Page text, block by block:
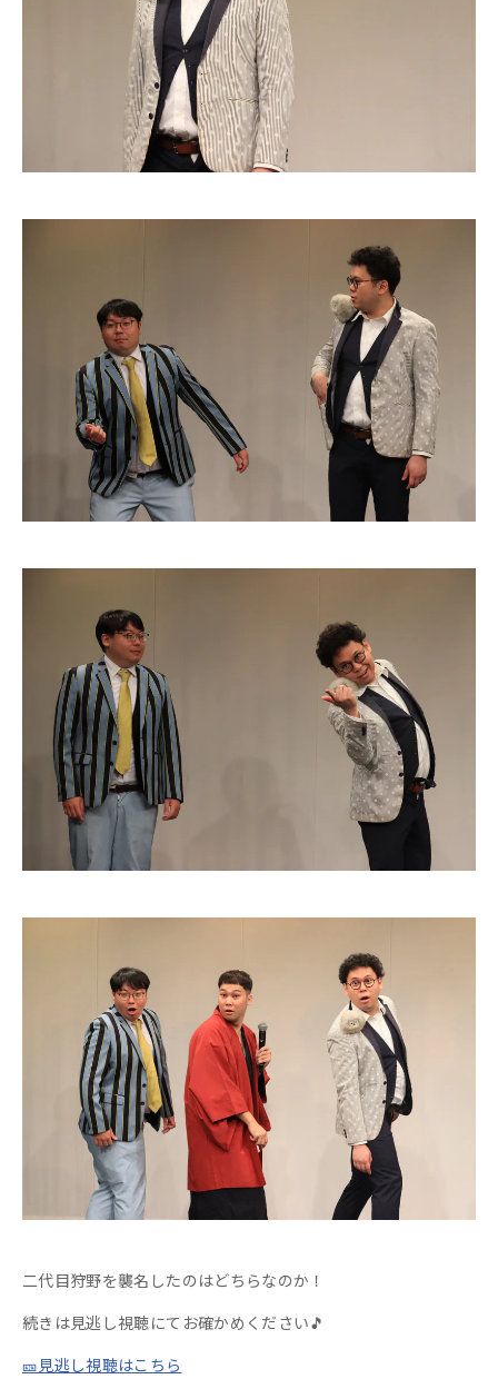
二代目狩野を襲名したのはどちらなのか！
続きは見逃し視聴にてお確かめください🎵
🎫見逃し視聴はこちら